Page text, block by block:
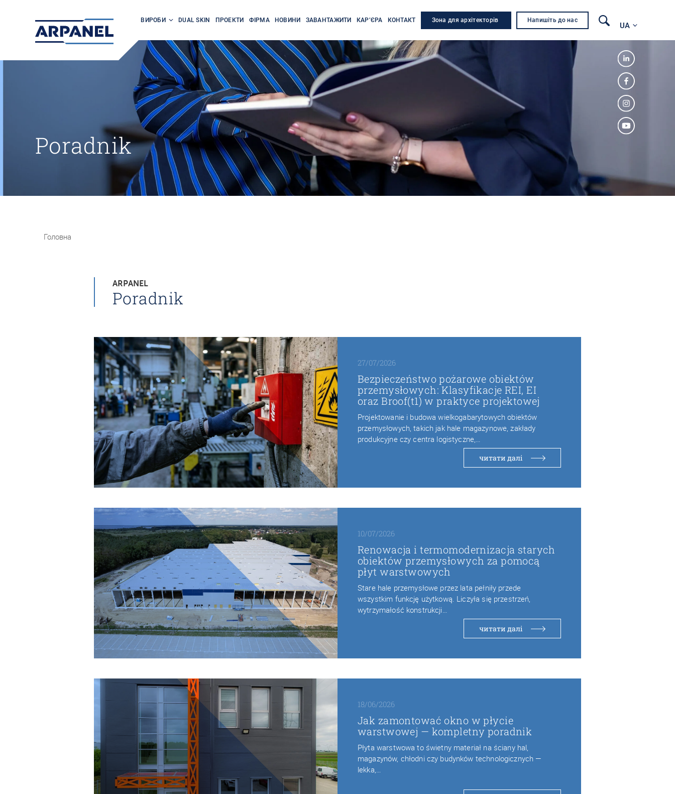
ВИРОБИ DUAL SKIN ПРОЕКТИ ФІРМА НОВИНИ ЗАВАНТАЖИТИ КАР’ЄРА КОНТАКТ Зона для архітекторів Напишіть до нас
UA
Poradnik
Головна
ARPANEL
Poradnik
27/07/2026
Bezpieczeństwo pożarowe obiektów
przemysłowych: Klasyfikacje REI, EI
oraz Broof(t1) w praktyce projektowej
Projektowanie i budowa wielkogabarytowych obiektów
przemysłowych, takich jak hale magazynowe, zakłady
produkcyjne czy centra logistyczne,…
читати далі
10/07/2026
Renowacja i termomodernizacja starych
obiektów przemysłowych za pomocą
płyt warstwowych
Stare hale przemysłowe przez lata pełniły przede
wszystkim funkcję użytkową. Liczyła się przestrzeń,
wytrzymałość konstrukcji…
читати далі
18/06/2026
Jak zamontować okno w płycie
warstwowej — kompletny poradnik
Płyta warstwowa to świetny materiał na ściany hal,
magazynów, chłodni czy budynków technologicznych —
lekka,…